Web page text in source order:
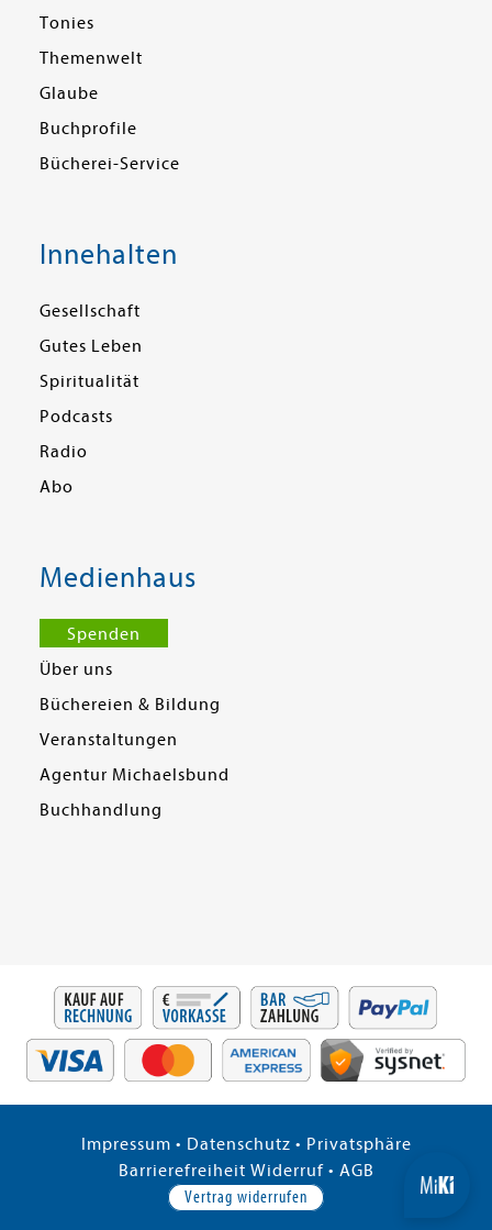
Tonies
Themenwelt
Glaube
Buchprofile
Bücherei-Service
Innehalten
Gesellschaft
Gutes Leben
Spiritualität
Podcasts
Radio
Abo
Medienhaus
Spenden
Über uns
Büchereien & Bildung
Veranstaltungen
Agentur Michaelsbund
Buchhandlung
Impressum • Datenschutz • Privatsphäre
Barrierefreiheit Widerruf• AGB
Vertrag widerrufen